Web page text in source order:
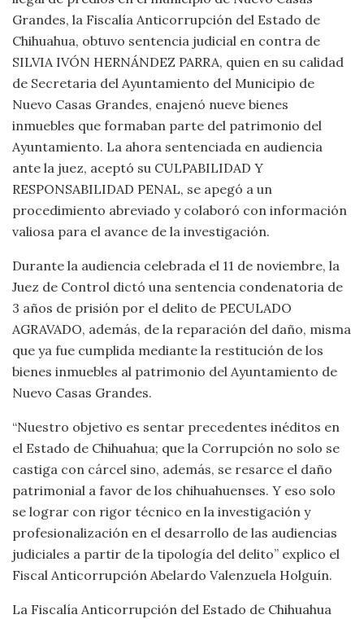
Grandes, la Fiscalía Anticorrupción del Estado de
Chihuahua, obtuvo sentencia judicial en contra de
SILVIA IVÓN HERNÁNDEZ PARRA, quien en su calidad
de Secretaria del Ayuntamiento del Municipio de
Nuevo Casas Grandes, enajenó nueve bienes
inmuebles que formaban parte del patrimonio del
Ayuntamiento. La ahora sentenciada en audiencia
ante la juez, aceptó su CULPABILIDAD Y
RESPONSABILIDAD PENAL, se apegó a un
procedimiento abreviado y colaboró con información
valiosa para el avance de la investigación.
Durante la audiencia celebrada el 11 de noviembre, la
Juez de Control dictó una sentencia condenatoria de
3 años de prisión por el delito de PECULADO
AGRAVADO, además, de la reparación del daño, misma
que ya fue cumplida mediante la restitución de los
bienes inmuebles al patrimonio del Ayuntamiento de
Nuevo Casas Grandes.
“Nuestro objetivo es sentar precedentes inéditos en
el Estado de Chihuahua; que la Corrupción no solo se
castiga con cárcel sino, además, se resarce el daño
patrimonial a favor de los chihuahuenses. Y eso solo
se lograr con rigor técnico en la investigación y
profesionalización en el desarrollo de las audiencias
judiciales a partir de la tipología del delito” explico el
Fiscal Anticorrupción Abelardo Valenzuela Holguín.
La Fiscalía Anticorrupción del Estado de Chihuahua